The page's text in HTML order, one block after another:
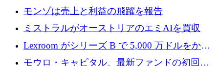
ラウンドで小売業のスプレッドシートをター
ゲットにしています
モンゾは売上と利益の飛躍を報告
ミストラルがオーストリアのエミAIを買収
Lexroom がシリーズ B で 5,000 万ドルをかけ
てヨーロッパ大陸法用の法律 AI を構築
モウロ・キャピタル、最新ファンドの初回ク